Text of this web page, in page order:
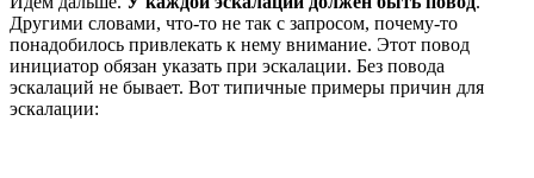
Другими словами, что-то не так с запросом, почему-то
понадобилось привлекать к нему внимание. Этот повод
инициатор обязан указать при эскалации. Без повода
эскалаций не бывает. Вот типичные примеры причин для
эскалации: